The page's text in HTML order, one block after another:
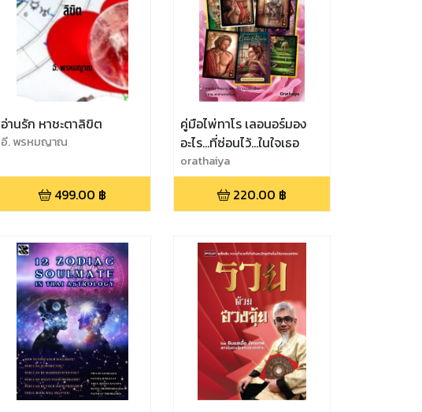
อ่านรัก หาชะตาลิขิต
อี. พรหมญาณ
499.00 ฿
คู่มือไพ่ทาโร เลอนอร์มอง
อะไร...ที่ซ่อนไว้...ในใจเธอ
orathaiya
220.00 ฿